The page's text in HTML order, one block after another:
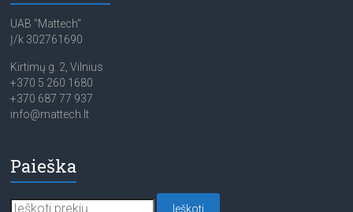
UAB "Mattech"
Į/k 302761690
Kirtimų g. 2, Vilnius
+370 5 260 1680
+370 687 77 937
info@mattech.lt
Paieška
Ieškoti:
Ieškoti